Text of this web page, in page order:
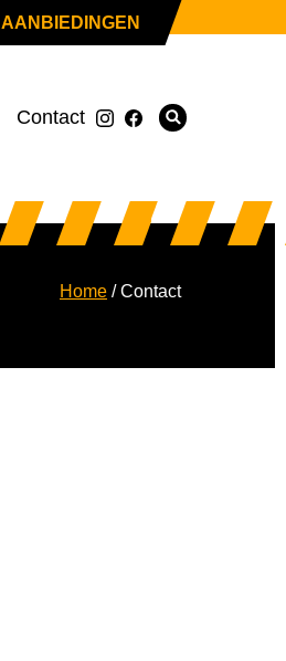
AANBIEDINGEN
Contact
Home /Contact